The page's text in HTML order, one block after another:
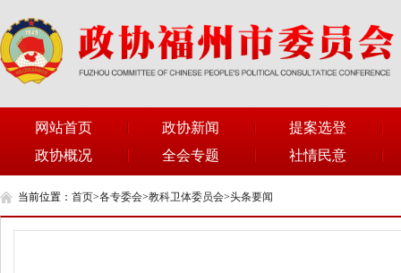
网站首页 政协新闻
提案选登
政协概况
全会专题 社情民意
当前位置： 首页>各专委会>教科卫体委员会>头条要闻